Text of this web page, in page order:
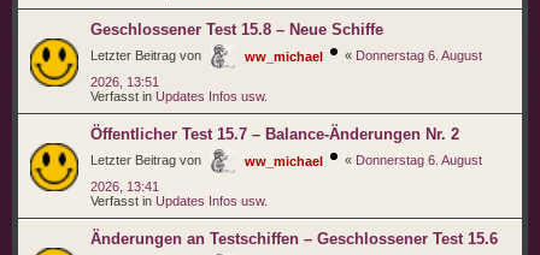
Geschlossener Test 15.8 – Neue Schiffe
Letzter Beitrag von ww_michael « Donnerstag 6. August
2026, 13:51
Verfasst in Updates Infos usw.
Öffentlicher Test 15.7 – Balance-Änderungen Nr. 2
Letzter Beitrag von ww_michael « Donnerstag 6. August
2026, 13:41
Verfasst in Updates Infos usw.
Änderungen an Testschiffen – Geschlossener Test 15.6